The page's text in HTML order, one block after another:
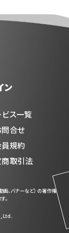
ン
ビス一覧
問合せ
規約
取引法
画、バナーなど） の著作権
。